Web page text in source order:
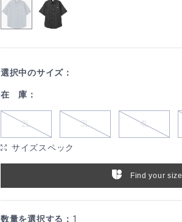
選択中のサイズ：
在 庫：
2L 3L 4L
サイズスペック
Find your size
数量を選択する： 1